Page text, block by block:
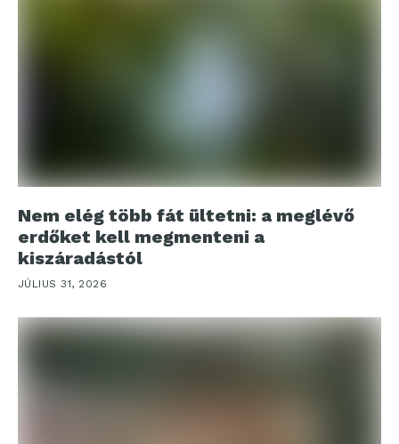
Nem elég több fát ültetni: a meglévő
erdőket kell megmenteni a
kiszáradástól
JÚLIUS 31, 2026